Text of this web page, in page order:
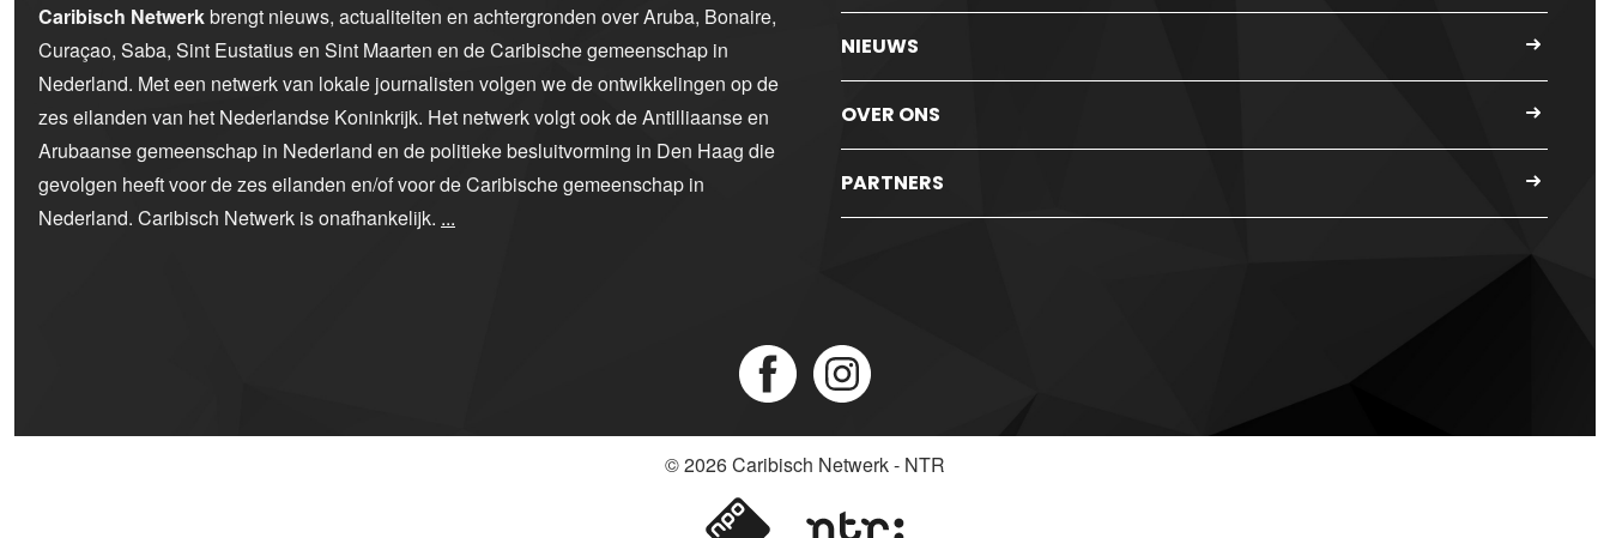
Caribisch Netwerkbrengt nieuws, actualiteiten en achtergronden over Aruba, Bonaire,
Curaçao, Saba, Sint Eustatius en Sint Maarten en de Caribische gemeenschap in
Nederland. Met een netwerk van lokale journalisten volgen we de ontwikkelingen op de
zes eilanden van het Nederlandse Koninkrijk. Het netwerk volgt ook de Antilliaanse en
Arubaanse gemeenschap in Nederland en de politieke besluitvorming in Den Haag die
gevolgen heeft voor de zes eilanden en/of voor de Caribische gemeenschap in
Nederland. Caribisch Netwerk is onafhankelijk. ...
NIEUWS
OVER ONS
PARTNERS
© 2026Caribisch Netwerk - NTR